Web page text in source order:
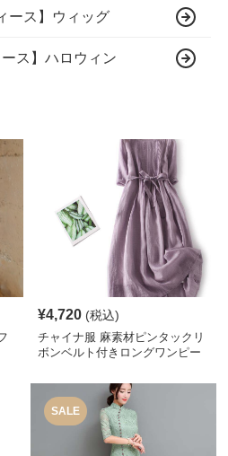
ース】ウィッグ
ース】ハロウィン
¥4,720 (税込)
チャイナ服 麻素材ピンタックリ
ボンベルト付きロングワンピー
SALE